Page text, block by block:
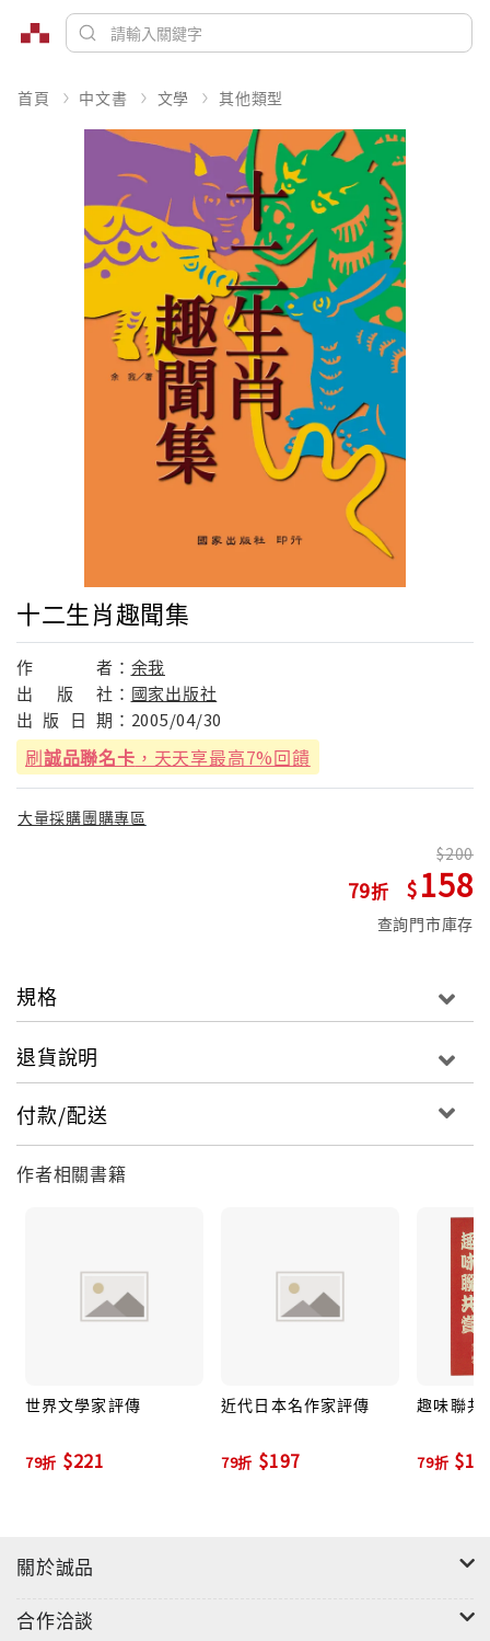
首頁 中文書 文學 其他類型
十二生肖趣聞集
作 者： 余我
出
版 社： 國家出版社
出 版 日 期： 2005/04/30
刷誠品聯名卡 ，天天享最高7%回饋
大量採購團購專區
79
200
158
查詢門市庫存
規格
退貨說明
付款/配送
作者相關書籍
世界文學家評傳
79折 $221
近代日本名作家評傳
79折 $197
趣味聯共
79折
關於誠品
合作洽談